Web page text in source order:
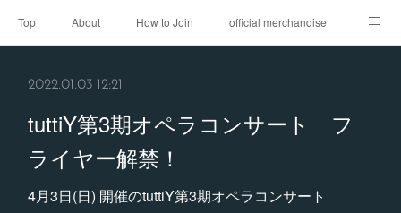
Top About How to Join official merchandise
2022.01.03 12:21
tuttiY第3期オペラコンサート フ
ライヤー解禁！
4月3日(日) 開催のtuttiY第3期オペラコンサート